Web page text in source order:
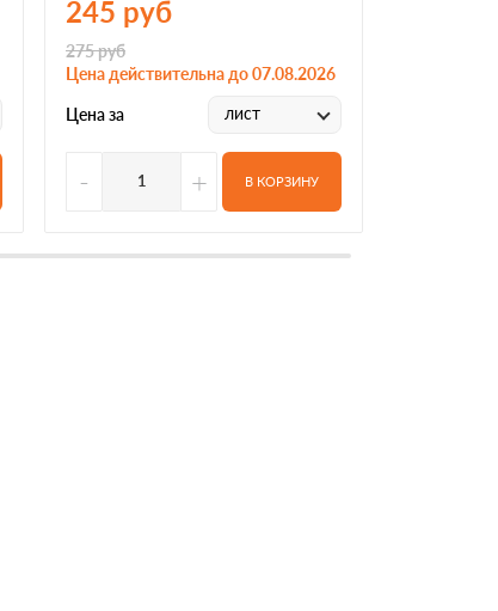
245 руб
275руб
Цена действительна до 07.08.2026
Цена за лист
- + В КОРЗИНУ